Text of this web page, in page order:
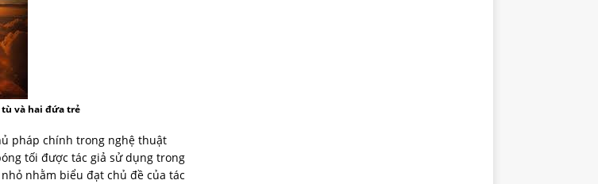
và hai đứa trẻ
pháp chính trong nghệ thuật
tối được tác giả sử dụng trong
nhằm biểu đạt chủ đề của tác